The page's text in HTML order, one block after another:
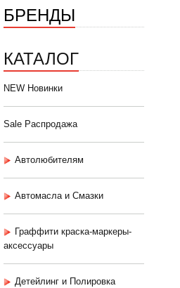
БРЕНДЫ
КАТАЛОГ
NEW Новинки
Sale Распродажа
Автолюбителям
Автомасла и Смазки
Граффити краска-маркеры-
аксессуары
Детейлинг и Полировка